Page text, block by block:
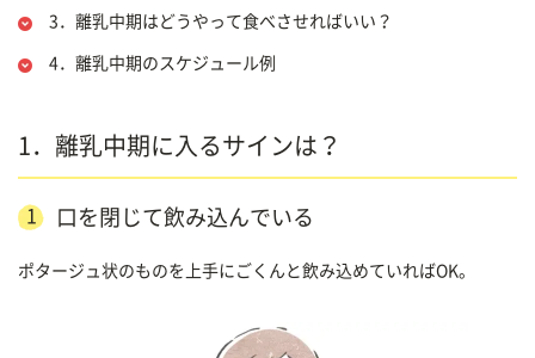
3．離乳中期はどうやって食べさせればいい？
4．離乳中期のスケジュール例
1．離乳中期に入るサインは？
1 口を閉じて飲み込んでいる
ポタージュ状のものを上手にごくんと飲み込めていればOK。